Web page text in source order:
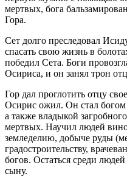
мертвых, бога
Гора.
Сет долго преследовал
спасать свою жизнь в
победил Сета. Боги
Осириса, и он занял трон
Гор дал проглотить отцу
Осирис ожил. Он стал
а также владыкой
мертвых. Научил людей
земледелию, добыче руды
градостроительству,
богов. Остаться среди
сыну.